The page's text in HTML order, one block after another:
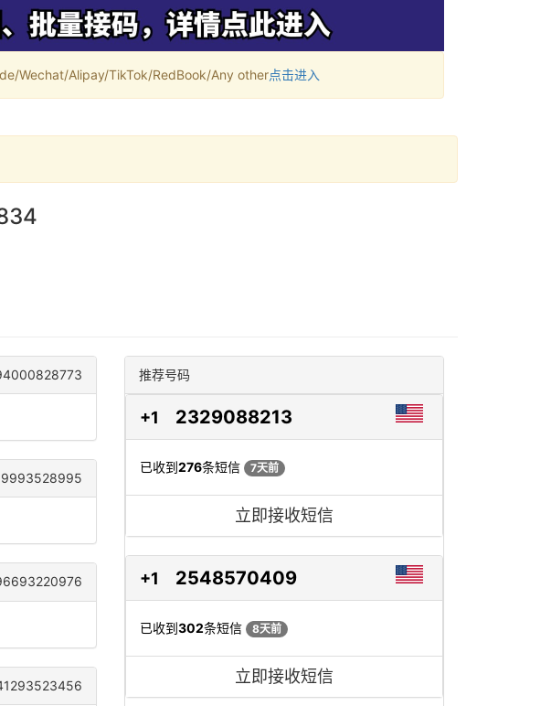
Wechat/Alipay/TikTok/RedBook/Any other点击进入
推荐号码
+1 2329088213
已收到276条短信 7天前
立即接收短信
+1 2548570409
已收到302条短信 8天前
立即接收短信